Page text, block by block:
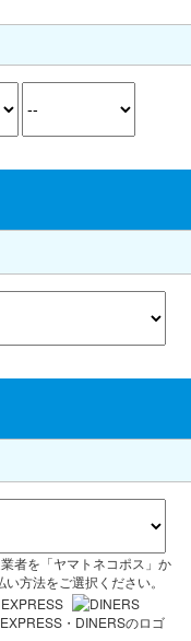
者を「ヤマトネコポス」か
方法をご選択ください。
・DINERSのロゴ